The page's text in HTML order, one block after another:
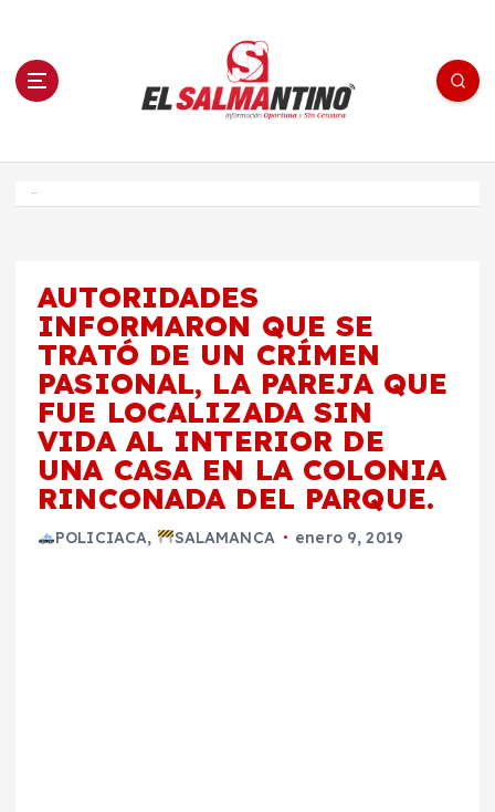
n El Salmantino - medios/noticias/editorial
AUTORIDADES
INFORMARON QUE SE
TRATÓ DE UN CRÍMEN
PASIONAL, LA PAREJA QUE
FUE LOCALIZADA SIN
VIDA AL INTERIOR DE
UNA CASA EN LA COLONIA
RINCONADA DEL PARQUE.
POLICIACA, SALAMANCA enero 9, 2019